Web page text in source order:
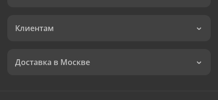
Клиентам
Доставка в Москве